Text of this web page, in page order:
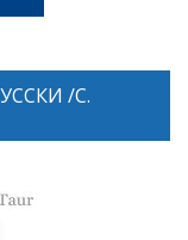
/С.